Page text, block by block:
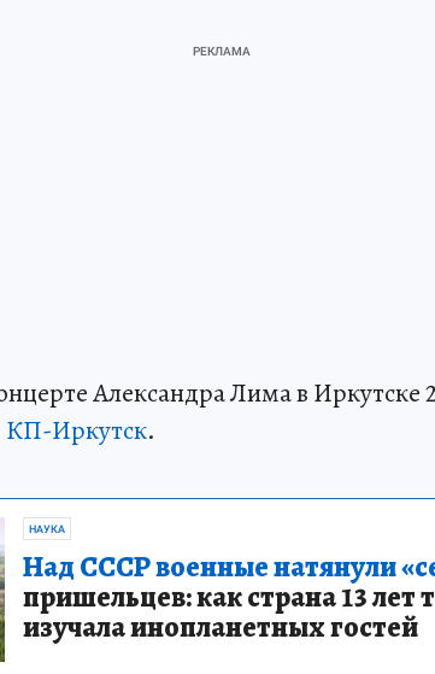
Александра Лима в Иркутске
КП-Иркутск.
НАУКА
Над СССР военные натянули
пришельцев: как страна 13 лет
изучала инопланетных гостей